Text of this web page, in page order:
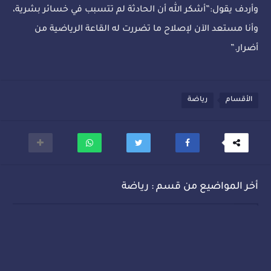
وأردف يقول:”أشكر الله أن الحادثة لم تتسبب في خسائر بشرية،
وأنا مستعد الآن لإصلاح ما تضررت له القاعة الرياضية من
أضرار.”
الأقسام رياضة
أخر المواضيع من قسم : رياضة